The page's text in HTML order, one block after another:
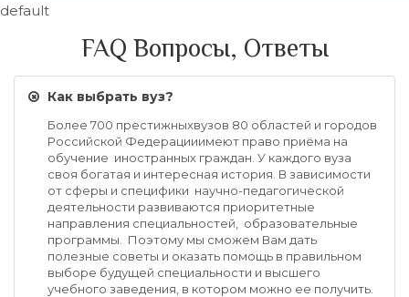
default
FAQ Вопросы, Ответы
Как выбрать вуз?
Более 700 престижныхвузов 80 областей и городов
Российской Федерацииимеют право приёма на
обучение иностранных граждан. У каждого вуза
своя богатая и интересная история. В зависимости
от сферы и специфики научно-педагогической
деятельности развиваются приоритетные
направления специальностей, образовательные
программы. Поэтому мы сможем Вам дать
полезные советы и оказать помощь в правильном
выборе будущей специальности и высшего
учебного заведения, в котором можно ее получить.